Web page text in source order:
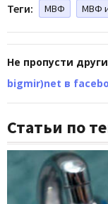
Теги: МВФ МВФ
Не пропусти
bigmir)net в
Статьи по